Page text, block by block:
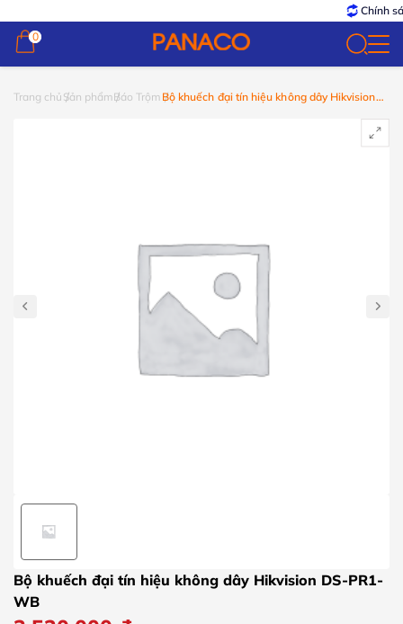
Chính
0
0
Trang chủ Sản phẩmBáo Trộm Bộ khuếch đại tín hiệu không dây Hikvision
Bộ khuếch đại tín hiệu không dây Hikvision DS-PR1-
WB